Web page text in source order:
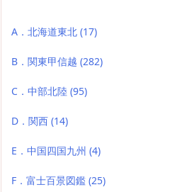
A．北海道東北 (17)
B．関東甲信越 (282)
C．中部北陸 (95)
D．関西 (14)
E．中国四国九州 (4)
F．富士百景図鑑 (25)